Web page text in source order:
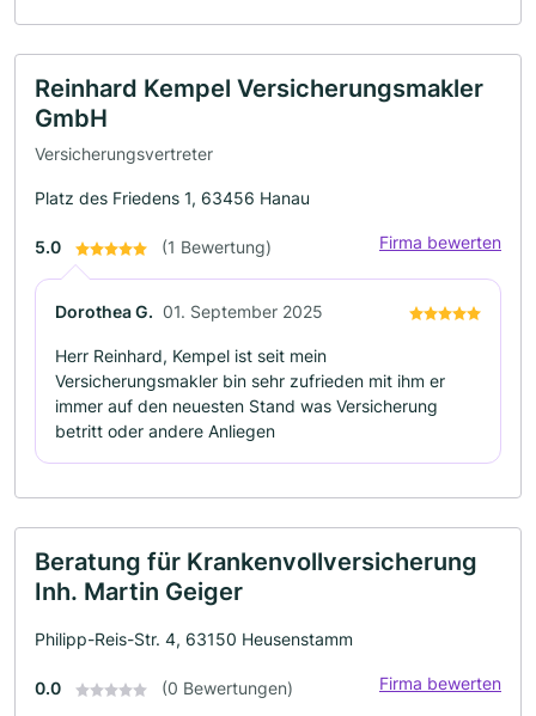
Reinhard Kempel Versicherungsmakler
GmbH
Versicherungsvertreter
Platz des Friedens 1, 63456 Hanau
5.0 (1 Bewertung) Firma bewerten
Dorothea G. 01. September 2025
Herr Reinhard, Kempel ist seit mein
Versicherungsmakler bin sehr zufrieden mit ihm er
immer auf den neuesten Stand was Versicherung
betritt oder andere Anliegen
Beratung für Krankenvollversicherung
Inh. Martin Geiger
Philipp-Reis-Str. 4, 63150 Heusenstamm
0.0 (0 Bewertungen) Firma bewerten